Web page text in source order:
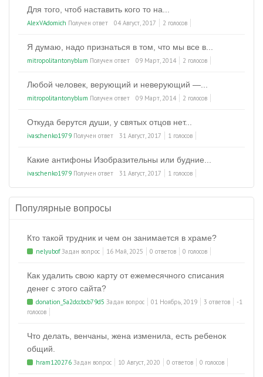
Для того, чтоб наставить кого то на...
AlexVAdomich Получен ответ 04 Август, 2017 2 голосов
Я думаю, надо признаться в том, что мы все в...
mitropolitantonyblum Получен ответ 09 Март, 2014 2 голосов
Любой человек, верующий и неверующий —...
mitropolitantonyblum Получен ответ 09 Март, 2014 2 голосов
Откуда берутся души, у святых отцов нет...
ivaschenko1979 Получен ответ 31 Август, 2017 1 голосов
Какие антифоны Изобразительны или будние...
ivaschenko1979 Получен ответ 31 Август, 2017 1 голосов
Популярные вопросы
Кто такой трудник и чем он занимается в храме?
nelyubofЗадан вопрос 16 Май, 2025 0 ответов 0 голосов
Как удалить свою карту от ежемесячного списания
денег с этого сайта?
donation_5a2dccbcb79d5 Задан вопрос 01 Ноябрь, 2019 3 ответов
-1
голосов
Что делать, венчаны, жена изменила, есть ребенок
общий.
hram120276 Задан вопрос 10 Август, 2020 0 ответов 0 голосов